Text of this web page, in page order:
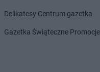
Delikatesy Centrum gazetka
Gazetka Świąteczne Promocje